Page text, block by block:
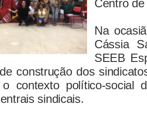
Centro
Na
Cássia
SEEB
construção dos
contexto político-social
sindicais.